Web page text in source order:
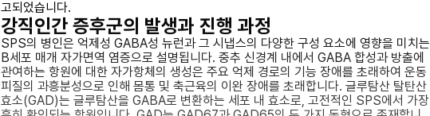
고되었습니다.
강직인간 증후군의 발생과 진행 과정
SPS의 병인은 억제성 GABA성 뉴런과 그 시냅스의 다양한 구성 요소에 영향을 미치는
B세포 매개 자가면역 염증으로 설명됩니다. 중추 신경계 내에서 GABA 합성과 방출에
관여하는 항원에 대한 자가항체의 생성은 주요 억제 경로의 기능 장애를 초래하여 운동
피질의 과흥분성으로 인해 몸통 및 축근육의 이완 장애를 초래합니다. 글루탐산 탈탄산
효소(GAD)는 글루탐산을 GABA로 변환하는 세포 내 효소로, 고전적인 SPS에서 가장